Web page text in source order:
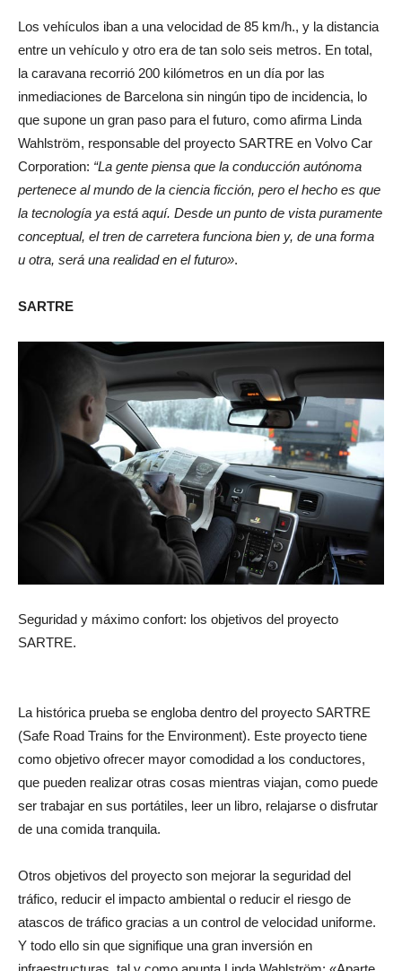
Los vehículos iban a una velocidad de 85 km/h., y la distancia
entre un vehículo y otro era de tan solo seis metros. En total,
la caravana recorrió 200 kilómetros en un día por las
inmediaciones de Barcelona sin ningún tipo de incidencia, lo
que supone un gran paso para el futuro, como afirma Linda
Wahlström, responsable del proyecto SARTRE en Volvo Car
Corporation: “La gente piensa que la conducción autónoma
pertenece al mundo de la ciencia ficción, pero el hecho es que
la tecnología ya está aquí. Desde un punto de vista puramente
conceptual, el tren de carretera funciona bien y, de una forma
u otra, será una realidad en el futuro».
SARTRE
Seguridad y máximo confort: los objetivos del proyecto
SARTRE.
La histórica prueba se engloba dentro del proyecto SARTRE
(Safe Road Trains for the Environment). Este proyecto tiene
como objetivo ofrecer mayor comodidad a los conductores,
que pueden realizar otras cosas mientras viajan, como puede
ser trabajar en sus portátiles, leer un libro, relajarse o disfrutar
de una comida tranquila.
Otros objetivos del proyecto son mejorar la seguridad del
tráfico, reducir el impacto ambiental o reducir el riesgo de
atascos de tráfico gracias a un control de velocidad uniforme.
Y todo ello sin que signifique una gran inversión en